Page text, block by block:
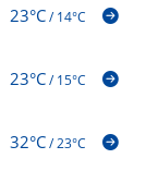
23°C/14°C
23°C/15°C
32°C/23°C